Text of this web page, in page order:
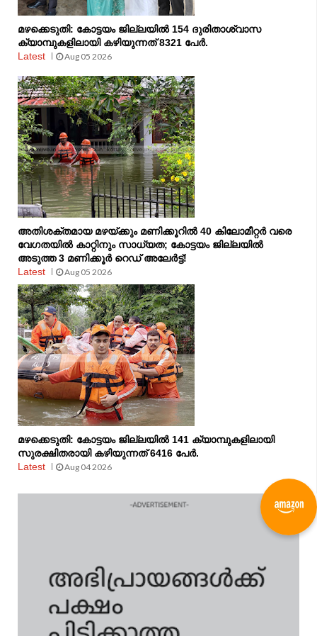
മഴക്കെടുതി: കോട്ടയം ജില്ലയിൽ 154 ദുരിതാശ്വാസ
ക്യാമ്പുകളിലായി കഴിയുന്നത് 8321 പേർ.
Latest
Aug 05 2026
അതിശക്തമായ മഴയ്ക്കും മണിക്കൂറിൽ 40 കിലോമീറ്റർ വരെ
വേഗതയിൽ കാറ്റിനും സാധ്യത; കോട്ടയം ജില്ലയിൽ
അടുത്ത 3 മണിക്കൂർ റെഡ് അലേർട്ട്!
Latest
Aug 05 2026
മഴക്കെടുതി: കോട്ടയം ജില്ലയിൽ 141 ക്യാമ്പുകളിലായി
സുരക്ഷിതരായി കഴിയുന്നത് 6416 പേർ.
Latest
Aug 04 2026